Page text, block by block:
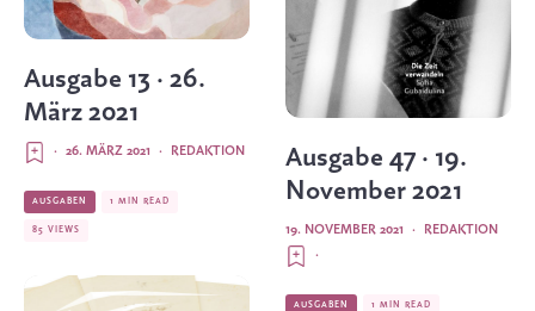
Ausgabe 13 · 26.
März 2021
REDAKTION
·
26. MÄRZ 2021
·
AUSGABEN 1 MIN READ
85 VIEWS
Ausgabe 47 · 19.
November 2021
REDAKTION
·
19. NOVEMBER 2021
·
AUSGABEN 1 MIN READ